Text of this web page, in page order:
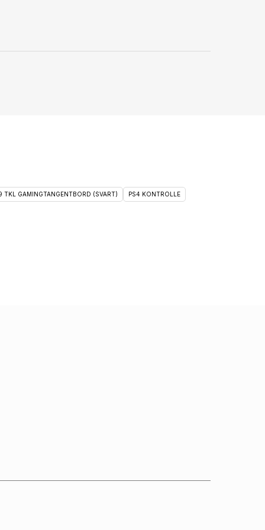
TKL GAMINGTANGENTBORD (SVART) PS4 KONTROLLE